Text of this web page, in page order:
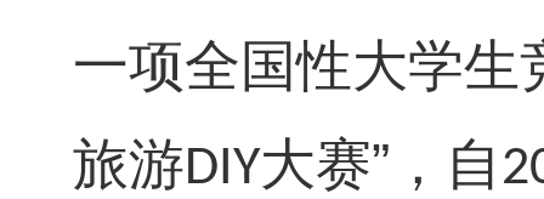
一项全国性大学生
旅游DIY大赛”，自